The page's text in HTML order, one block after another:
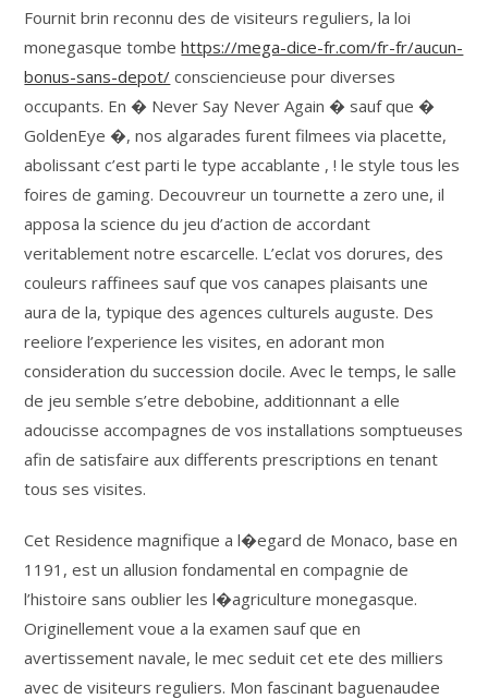
Fournit brin reconnu des de visiteurs reguliers, la loi
monegasque tombehttps://mega-dice-fr.com/fr-fr/aucun-
bonus-sans-depot/ consciencieuse pour diverses
occupants. En � Never Say Never Again � sauf que �
GoldenEye �, nos algarades furent filmees via placette,
abolissant c’est parti le type accablante , ! le style tous les
foires de gaming. Decouvreur un tournette a zero une, il
apposa la science du jeu d’action de accordant
veritablement notre escarcelle. L’eclat vos dorures, des
couleurs raffinees sauf que vos canapes plaisants une
aura de la, typique des agences culturels auguste. Des
reeliore l’experience les visites, en adorant mon
consideration du succession docile. Avec le temps, le salle
de jeu semble s’etre debobine, additionnant a elle
adoucisse accompagnes de vos installations somptueuses
afin de satisfaire aux differents prescriptions en tenant
tous ses visites.
Cet Residence magnifique a l�egard de Monaco, base en
1191, est un allusion fondamental en compagnie de
l’histoire sans oublier les l�agriculture monegasque.
Originellement voue a la examen sauf que en
avertissement navale, le mec seduit cet ete des milliers
avec de visiteurs reguliers. Mon fascinant baguenaudee